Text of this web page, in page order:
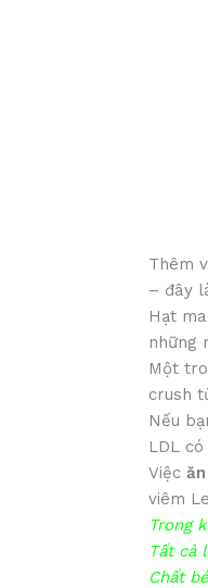
Thêm
– đây
Hạt
những
Một
crush
Nếu
LDL
Việc ăn
viêm
Trong
Tất cả
Chất